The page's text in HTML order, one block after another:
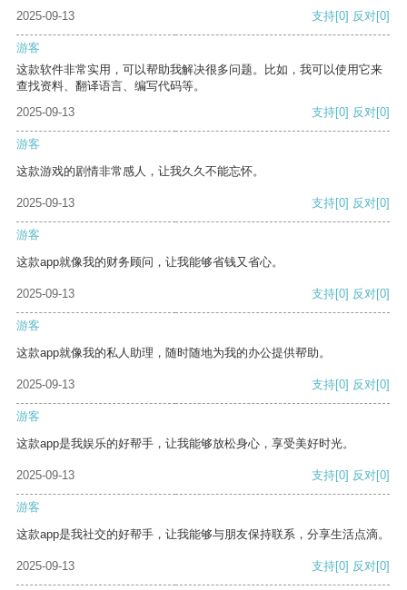
2025-09-13 支持[0] 反对[0]
游客
这款软件非常实用，可以帮助我解决很多问题。比如，我可以使用它来
查找资料、翻译语言、编写代码等。
2025-09-13
支持[0] 反对[0]
游客
这款游戏的剧情非常感人，让我久久不能忘怀。
2025-09-13 支持[0] 反对[0]
游客
这款app就像我的财务顾问，让我能够省钱又省心。
2025-09-13 支持[0] 反对[0]
游客
这款app就像我的私人助理，随时随地为我的办公提供帮助。
2025-09-13 支持[0] 反对[0]
游客
这款app是我娱乐的好帮手，让我能够放松身心，享受美好时光。
2025-09-13 支持[0] 反对[0]
游客
这款app是我社交的好帮手，让我能够与朋友保持联系，分享生活点滴。
2025-09-13 支持[0] 反对[0]